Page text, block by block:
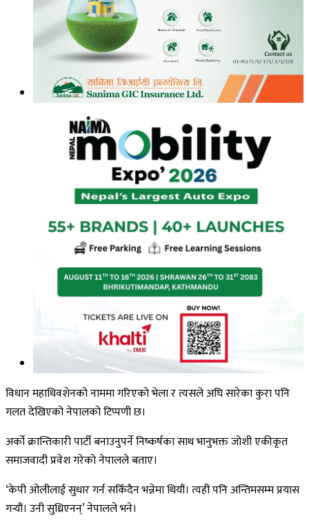
विधान महाधिवशेनको नाममा गरिएको भेला र त्यसले अघि सारेका कुरा पनि
गलत देखिएको नेपालको टिप्पणी छ।
अर्को क्रान्तिकारी पार्टी बनाउनुपर्ने निष्कर्षका साथ भानुभक्त जोशी एकीकृत
समाजवादी प्रवेश गरेको नेपालले बताए।
‘केपी ओलीलाई सुधार गर्न सकिँदैन भन्नेमा थियौं। त्यही पनि अन्तिमसम्म प्रयास
गर्‍यौं। उनी सुध्रिएनन्’ नेपालले भने।